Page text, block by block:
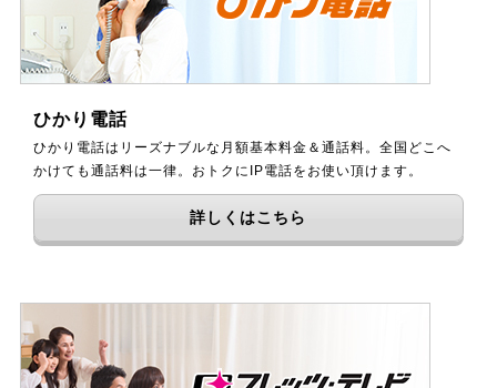
ひかり電話
ひかり電話はリーズナブルな月額基本料金＆通話料。全国どこへ
かけても通話料は一律。おトクにIP電話をお使い頂けます。
詳しくはこちら